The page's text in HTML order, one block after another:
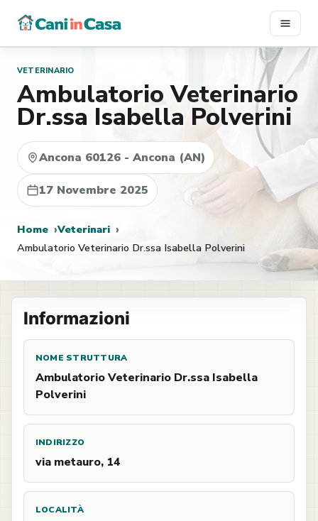
contenuto
VETERINARIO
Ambulatorio Veterinario
Dr.ssa Isabella Polverini
Ancona 60126 - Ancona (AN)
17 Novembre 2025
Home
Veterinari
Ambulatorio Veterinario Dr.ssa Isabella Polverini
Informazioni
NOME STRUTTURA
Ambulatorio Veterinario Dr.ssa Isabella
Polverini
INDIRIZZO
via metauro, 14
LOCALITÀ